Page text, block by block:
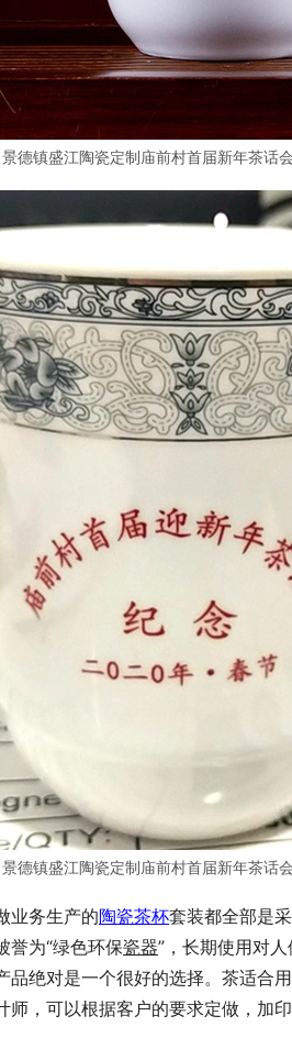
景德镇盛江陶瓷定制庙前村首届新年茶话
景德镇盛江陶瓷定制庙前村首届新年茶话
业务生产的陶瓷茶杯套装都全部是
誉为“绿色环保瓷器”，长期使用对
品绝对是一个很好的选择。茶适合
师，可以根据客户的要求定做，加